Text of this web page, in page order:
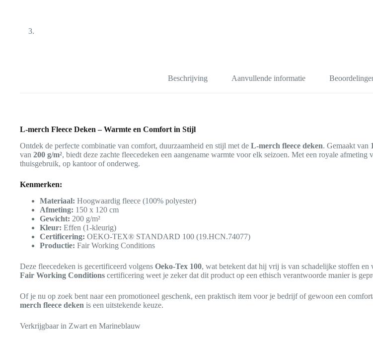
Beschrijving Aanvullende informatie
L-merch Fleece Deken – Warmte en Comfort in Stijl
Ontdek de perfecte combinatie van comfort, duurzaamheid en stijl met de L-merch fleece deken. Gemaakt van
van 200 g/m², biedt deze zachte fleecedeken een aangename warmte voor elk seizoen. Met een royale afmeting
thuisgebruik, op kantoor of onderweg.
Kenmerken:
Materiaal: Hoogwaardig fleece (100% polyester)
Afmeting: 150 x 120 cm
Gewicht: 200 g/m²
Kleur: Effen (1-kleurig)
Certificering: OEKO-TEX® STANDARD 100 (19.HCN.74077)
Productie: Fair Working Conditions
Deze fleecedeken is gecertificeerd volgens Oeko-Tex 100, wat betekent dat hij vrij is van schadelijke stoffen
Fair Working Conditions certificering weet je zeker dat dit product op een ethisch verantwoorde manier is
Of je nu op zoek bent naar een promotioneel geschenk, een praktisch item voor je bedrijf of gewoon een
merch fleece deken is een uitstekende keuze.
Verkrijgbaar in Zwart en Marineblauw